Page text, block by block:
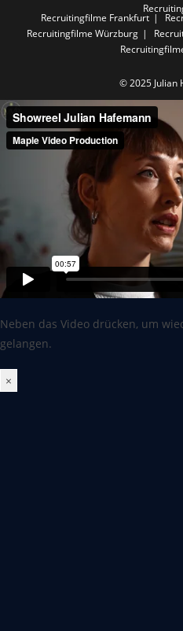
Recruitingfilme Frankfurt
Recruitingfilme Würzburg
© 2025 Julian
Neben das Video drücken, um
gelangen.
×